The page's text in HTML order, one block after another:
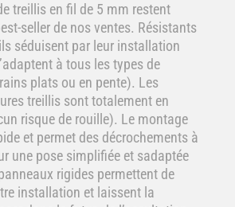
treillis en fil de 5 mm restent
seller de nos ventes. Résistants
séduisent par leur installation
à tous les types de
plats ou en pente). Les
treillis sont totalement en
risque de rouille). Le montage
et permet des décrochements à
une pose simplifiée et sadaptée
rigides permettent de
installation et laissent la